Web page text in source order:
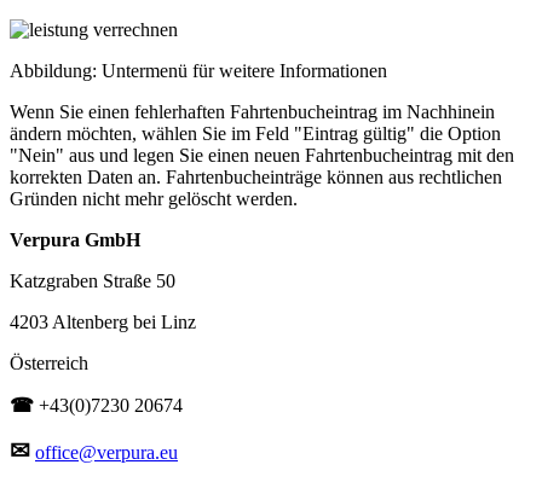
Abbildung: Untermenü für weitere Informationen
Wenn Sie einen fehlerhaften Fahrtenbucheintrag im Nachhinein
ändern möchten, wählen Sie im Feld "Eintrag gültig" die Option
"Nein" aus und legen Sie einen neuen Fahrtenbucheintrag mit den
korrekten Daten an. Fahrtenbucheinträge können aus rechtlichen
Gründen nicht mehr gelöscht werden.
Verpura GmbH
Katzgraben Straße 50
4203 Altenberg bei Linz
Österreich
☎ +43(0)7230 20674
✉ office@verpura.eu